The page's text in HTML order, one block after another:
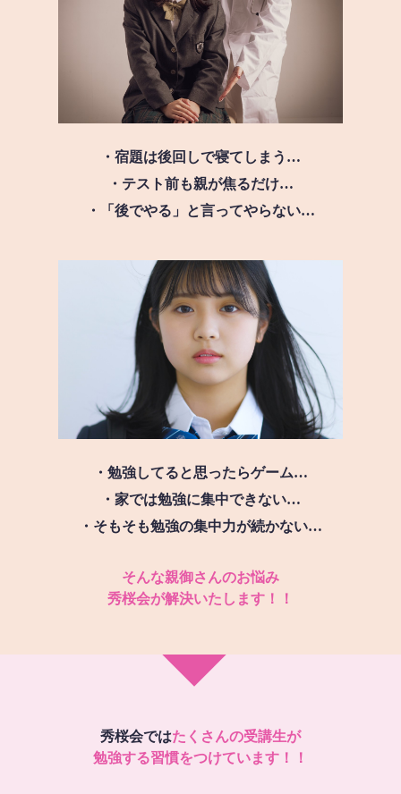
・宿題は後回しで寝てしまう…
・テスト前も親が焦るだけ…
・「後でやる」と言ってやらない…
・勉強してると思ったらゲーム…
・家では勉強に集中できない…
・そもそも勉強の集中力が続かない…
そんな親御さんのお悩み
秀桜会が解決いたします！！
秀桜会ではたくさんの受講生が
勉強する習慣をつけています！！